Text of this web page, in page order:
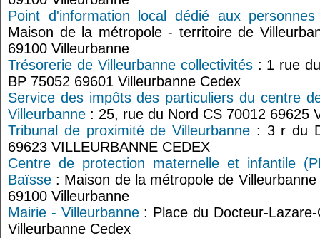
Point d'information local dédié aux
Maison de la métropole - territoire de
69100 Villeurbanne
Trésorerie de Villeurbanne collectivités: 1 rue du
BP 75052 69601 Villeurbanne Cedex
Service des impôts des particuliers du centre
Villeurbanne : 25, rue du Nord CS 70012 69625
Tribunal de proximité de Villeurbanne : 3 r du
69623 VILLEURBANNE CEDEX
Centre de protection maternelle et infantile
Baïsse : Maison de la métropole de
69100 Villeurbanne
Mairie - Villeurbanne: Place du Docteur-
Villeurbanne Cedex